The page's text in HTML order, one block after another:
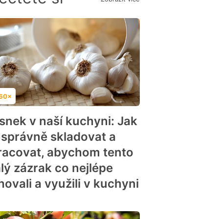
v naší kuchyni: Jak
skladovat a
abychom tento
zázrak co nejlépe
a využili v kuchyni